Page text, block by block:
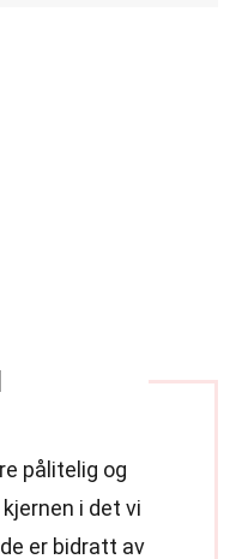
pålitelig og
i det vi
er bidratt av